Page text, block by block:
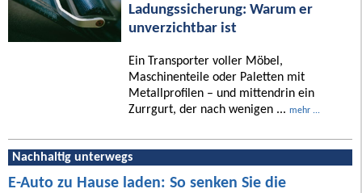
Ladungssicherung: Warum er
unverzichtbar ist
Ein Transporter voller Möbel,
Maschinenteile oder Paletten mit
Metallprofilen – und mittendrin ein
Zurrgurt, der nach wenigen ... mehr ...
Nachhaltig unterwegs
E-Auto zu Hause laden: So senken Sie die